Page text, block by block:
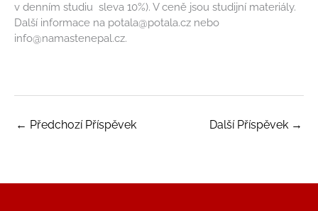
v denním studiu sleva 10%). V ceně jsou studijní materiály.
Další informace na potala@potala.cz nebo
info@namastenepal.cz.
← Předchozí Příspěvek Další Příspěvek →